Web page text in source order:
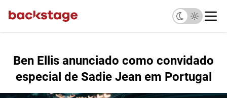
Ben Ellis anunciado como convidado
especial de Sadie Jean em Portugal